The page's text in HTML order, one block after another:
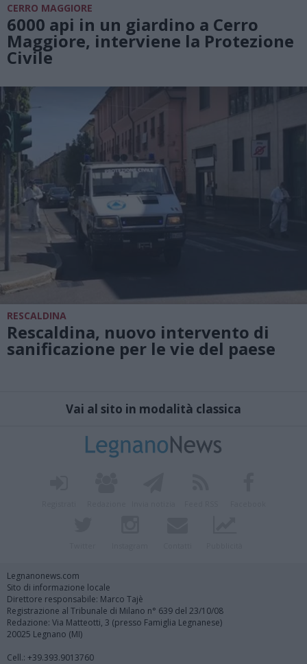
CERRO MAGGIORE
6000 api in un giardino a Cerro
Maggiore, interviene la Protezione
Civile
RESCALDINA
Rescaldina, nuovo intervento di
sanificazione per le vie del paese
Vai al sito in modalità classica
Legnanonews.com
Sito di informazione locale
Direttore responsabile: Marco Tajè
Registrazione al Tribunale di Milano n° 639 del 23/10/08
Redazione: Via Matteotti, 3 (presso Famiglia Legnanese)
20025 Legnano (MI)
Cell.: +39.393.9013760